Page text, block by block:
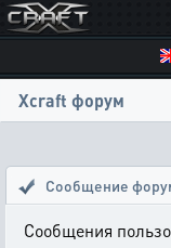
Xcraft форум
Сообщение
Сообщения